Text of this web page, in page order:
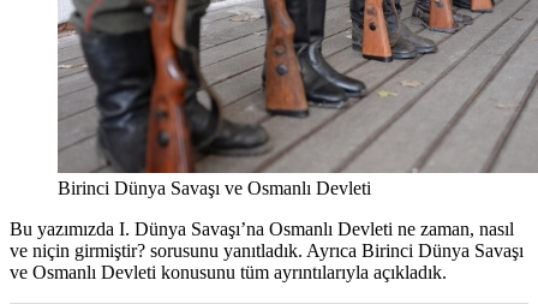
Birinci Dünya Savaşı ve Osmanlı Devleti
Bu yazımızda I. Dünya Savaşı’na Osmanlı Devleti ne zaman, nasıl
ve niçin girmiştir? sorusunu yanıtladık. Ayrıca Birinci Dünya Savaşı
ve Osmanlı Devleti konusunu tüm ayrıntılarıyla açıkladık.